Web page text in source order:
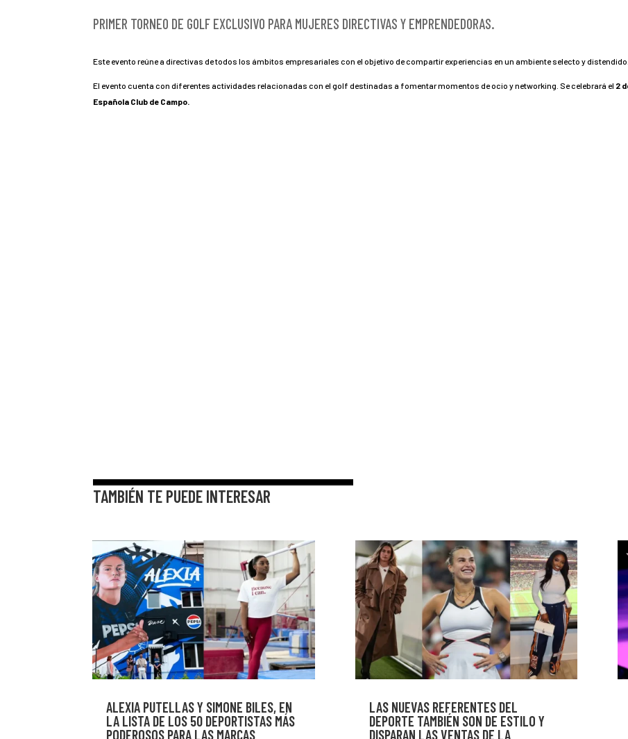
PRIMER TORNEO DE GOLF EXCLUSIVO PARA MUJERES DIRECTIVAS Y EMPRENDEDORAS.
Este evento reúne a directivas de todos los ámbitos empresariales con el objetivo de compartir experiencias en un ambiente selecto y distendido.
El evento cuenta con diferentes actividades relacionadas con el golf destinadas a fomentar momentos de ocio y networking. Se celebrará el 2
Española Club de Campo.
TAMBIÉN TE PUEDE INTERESAR
ALEXIA PUTELLAS Y SIMONE BILES, EN
LA LISTA DE LOS 50 DEPORTISTAS MÁS
PODEROSOS PARA LAS MARCAS
LAS NUEVAS REFERENTES DEL
DEPORTE TAMBIÉN SON DE ESTILO Y
DISPARAN LAS VENTAS DE LA